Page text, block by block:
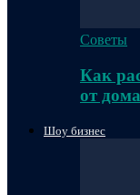
Советы
Как
от
Шоу бизнес